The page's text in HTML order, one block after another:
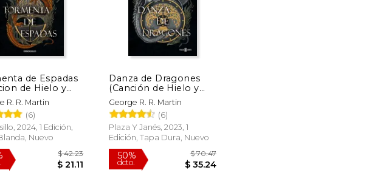
de Espadas
de Hielo y
3)
R. R. Martin
(6)
2024, 1 Edición,
Nuevo
Danza de Dragones
(Canción de Hielo y
Fuego 5)
George R. R. Martin
(6)
Plaza Y Janés, 2023, 1
Edición, Tapa Dura, Nuevo